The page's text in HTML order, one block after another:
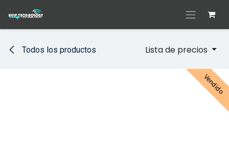
Todos los productos Lista de precios
Vendido